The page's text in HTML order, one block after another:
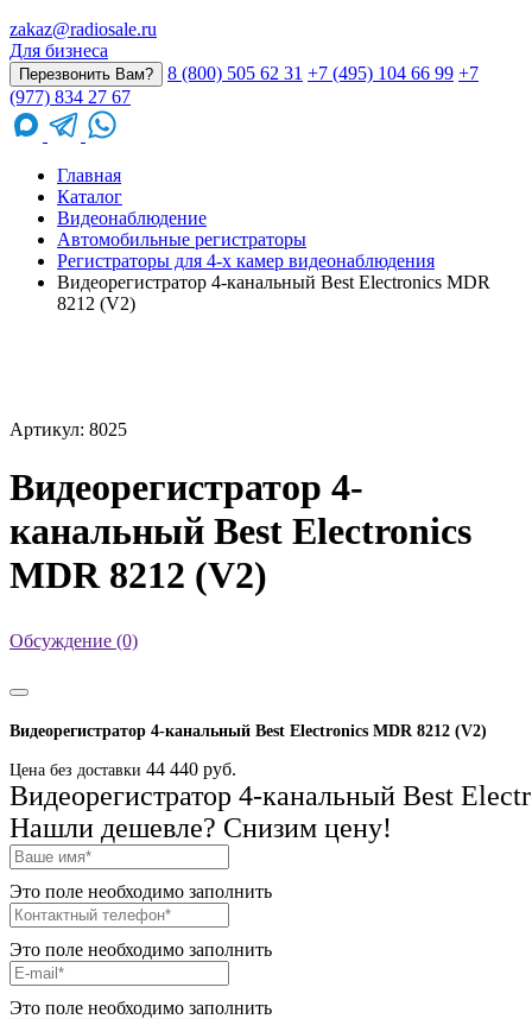
zakaz@radiosale.ru
Для бизнеса
Перезвонить Вам? 8 (800) 505 62 31 +7 (495) 104 66 99 +7
(977) 834 27 67
Главная
Каталог
Видеонаблюдение
Автомобильные регистраторы
Регистраторы для 4-х камер видеонаблюдения
Видеорегистратор 4-канальный Best Electronics MDR
8212 (V2)
Артикул: 8025
Видеорегистратор 4-
канальный Best Electronics
MDR 8212 (V2)
Обсуждение (0)
Видеорегистратор 4-канальный Best Electronics MDR 8212 (V2)
Цена без доставки 44 440 руб.
Видеорегистратор 4-канальный Best
Нашли дешевле? Снизим цену!
Это поле необходимо заполнить
Это поле необходимо заполнить
Это поле необходимо заполнить